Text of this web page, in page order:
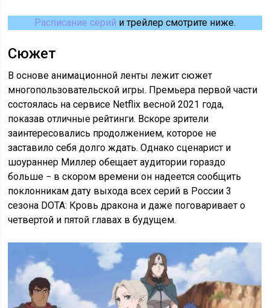
Расписание серий и трейлер смотрите ниже.
Сюжет
В основе анимационной ленты лежит сюжет
многопользовательской игры. Премьера первой части
состоялась на сервисе Netflix весной 2021 года,
показав отличные рейтинги. Вскоре зрители
заинтересовались продолжением, которое не
заставило себя долго ждать. Однако сценарист и
шоураннер Миллер обещает аудитории гораздо
больше − в скором времени он надеется сообщить
поклонникам дату выхода всех серий в России 3
сезона DOTA: Кровь дракона и даже поговаривает о
четвертой и пятой главах в будущем.